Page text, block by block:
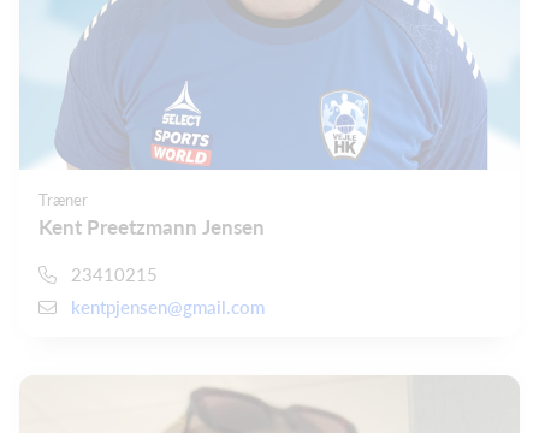
Træner
Kent Preetzmann Jensen
23410215
kentpjensen@gmail.com